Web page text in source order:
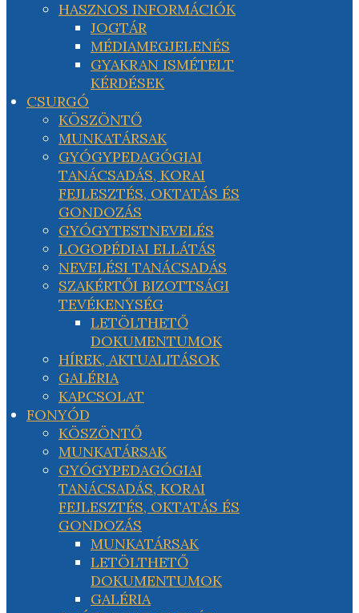
HASZNOS INFORMÁCIÓK
JOGTÁR
MÉDIAMEGJELENÉS
GYAKRAN ISMÉTELT
KÉRDÉSEK
CSURGÓ
KÖSZÖNTŐ
MUNKATÁRSAK
GYÓGYPEDAGÓGIAI
TANÁCSADÁS, KORAI
FEJLESZTÉS, OKTATÁS ÉS
GONDOZÁS
GYÓGYTESTNEVELÉS
LOGOPÉDIAI ELLÁTÁS
NEVELÉSI TANÁCSADÁS
SZAKÉRTŐI BIZOTTSÁGI
TEVÉKENYSÉG
LETÖLTHETŐ
DOKUMENTUMOK
HÍREK, AKTUALITÁSOK
GALÉRIA
KAPCSOLAT
FONYÓD
KÖSZÖNTŐ
MUNKATÁRSAK
GYÓGYPEDAGÓGIAI
TANÁCSADÁS, KORAI
FEJLESZTÉS, OKTATÁS ÉS
GONDOZÁS
MUNKATÁRSAK
LETÖLTHETŐ
DOKUMENTUMOK
GALÉRIA